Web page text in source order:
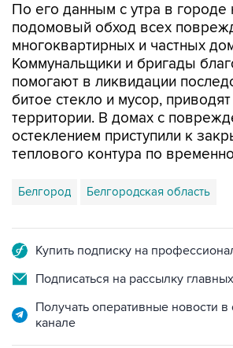
По его данным с утра в городе
подомовый обход всех
многоквартирных и частных
Коммунальщики и бригады
помогают в ликвидации
битое стекло и мусор,
территории. В домах с
остеклением приступили к
теплового контура по
Белгород Белгородская область
Купить подписку на
Подписаться на рассылку
Получать оперативные новости
канале